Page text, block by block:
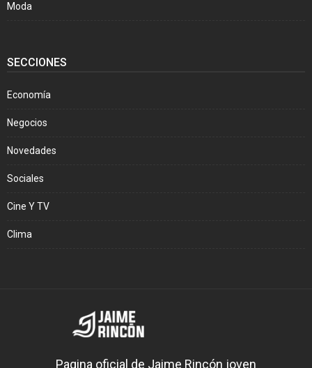
Moda
SECCIONES
Economía
Negocios
Novedades
Sociales
Cine Y TV
Clima
Pagina oficial de Jaime Rincón joven